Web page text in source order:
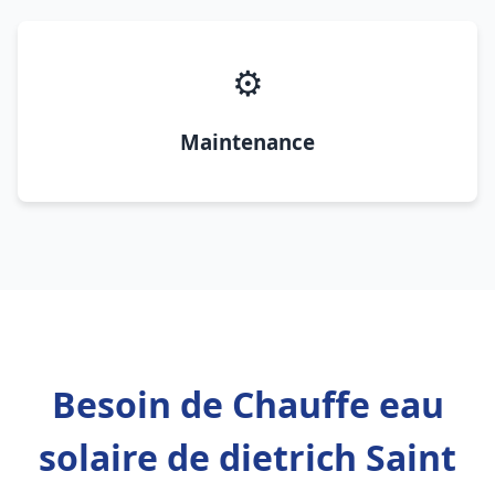
⚙️
Maintenance
Besoin de Chauffe eau
solaire de dietrich Saint